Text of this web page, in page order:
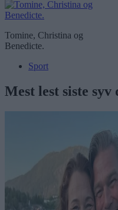
Tomine, Christina og
Benedicte.
Sport
Mest lest siste syv